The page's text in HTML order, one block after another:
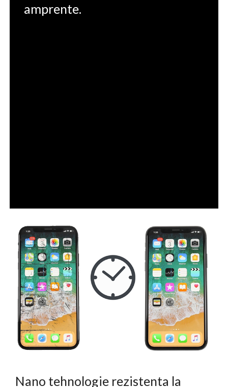
amprente.
Nano tehnologie rezistenta la